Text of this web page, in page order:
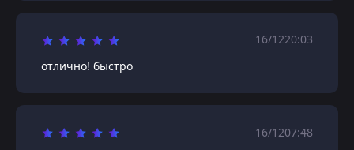
16/1220:03
отлично! быстро
16/1207:48